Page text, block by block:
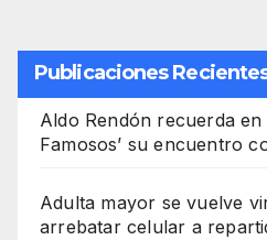
entradas
Publicaciones
Aldo Rendón recuerda en
Famosos’ su encuentro
Adulta mayor se vuelve
arrebatar celular a